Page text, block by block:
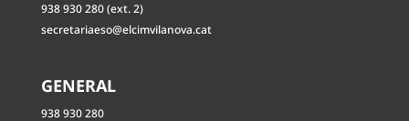
938 930 280 (ext. 2)
secretariaeso@elcimvilanova.cat
GENERAL
938 930 280